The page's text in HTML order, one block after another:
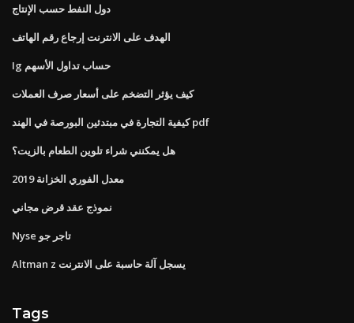
دول النفط حسب الإنتاج
الهدف على الانترنت إرجاع رقم الهاتف
Ig حساب تداول الأسهم
كيف يؤثر التضخم على أسعار صرف العملات
كيفية التجارة في مبتدئين البورصة في الهند pdf
هل يمكنني شراء تلوين الطعام بالزيت؟
معدل الفوري الخزانة 2019
نموذج عقد قرض مجاني
Nyse تاجر جو
Altman z يسجل آلة حاسبة على الانترنت
Tags